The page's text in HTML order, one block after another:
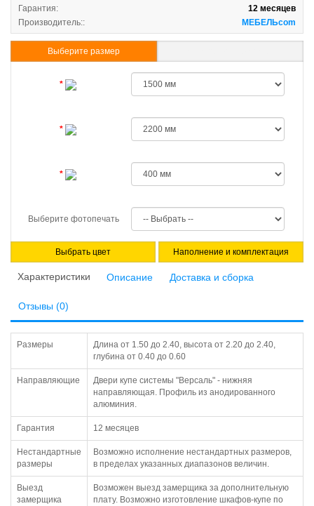
Гарантия:
12 месяцев
Производитель::
МЕБЕЛЬcom
Выберите размер
Выберите фотопечать
Выбрать цвет Наполнение и комплектация
Характеристики Описание Доставка и сборка
Отзывы (0)
Размеры
Длина от 1.50 до 2.40, высота от 2.20 до 2.40,
глубина от 0.40 до 0.60
Направляющие
Двери купе системы "Версаль" - нижняя
направляющая. Профиль из анодированного
алюминия.
Гарантия 12 месяцев
Нестандартные
размеры
Возможно исполнение нестандартных размеров,
в пределах указанных диапазонов величин.
Выезд
замерщика
Возможен выезд замерщика за дополнительную
плату. Возможно изготовление шкафов-купе по